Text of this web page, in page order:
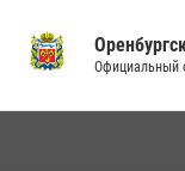
14 июля 2026, 10:43
Официальный